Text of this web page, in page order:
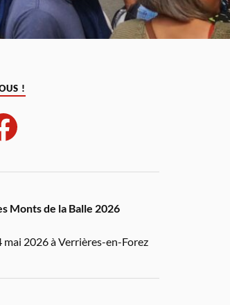
!
Monts de la Balle 2026
mai 2026 à Verrières-en-Forez